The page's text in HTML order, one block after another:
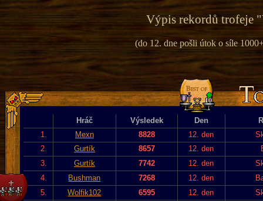
Výpis rekordů trofeje "
(do 12. dne pošli útok o síle
Hráč Výsledek Den
1.
Mexn 8828 12. den
2.
Gurtík 8657 12. den
3.
Gurtík 7742 12. den
4.
Bushman 7268 12. den
5.
Wolfik102 6595 12. den